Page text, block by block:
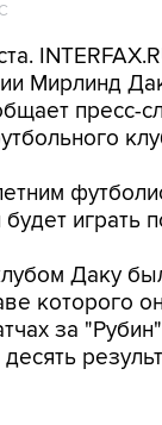
Мирлинд
пресс-
играть
Даку
которого
за